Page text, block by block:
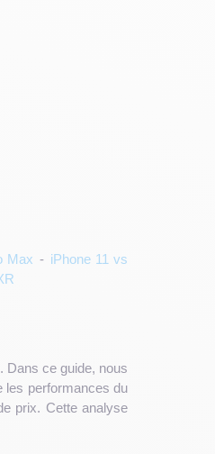
Max - iPhone 11 vs
Dans ce guide, nous
les performances du
prix. Cette analyse